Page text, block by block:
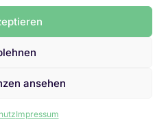
ansehen
Impressum
melden